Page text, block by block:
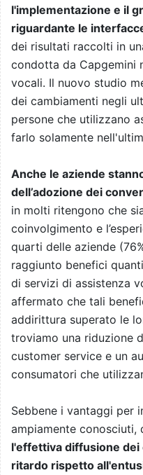
l'implementazione e il
riguardante le
dei risultati raccolti in
condotta da Capgemini
vocali. Il nuovo studio
dei cambiamenti negli
persone che utilizzano
farlo solamente
Anche le aziende
dell’adozione dei
in molti ritengono che
coinvolgimento e
quarti delle aziende
raggiunto benefici
di servizi di assistenza
affermato che tali
addirittura superato le
troviamo una riduzione
customer service e un
consumatori che
Sebbene i vantaggi per
ampiamente conosciuti,
l'effettiva diffusione dei
ritardo rispetto